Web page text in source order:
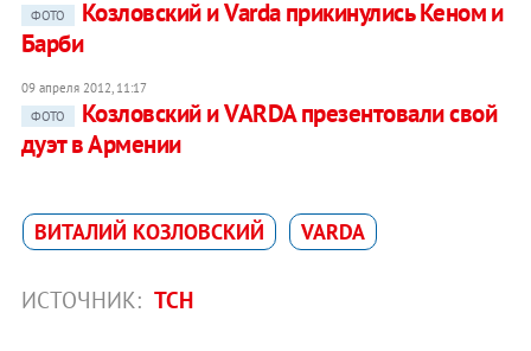
ФОТО
Козловский и Varda прикинулись Кеном и
Барби
09 апреля 2012, 11:17
ФОТО
Козловский и VARDA презентовали свой
дуэт в Армении
ВИТАЛИЙ КОЗЛОВСКИЙ VARDA
ИСТОЧНИК: ТСН